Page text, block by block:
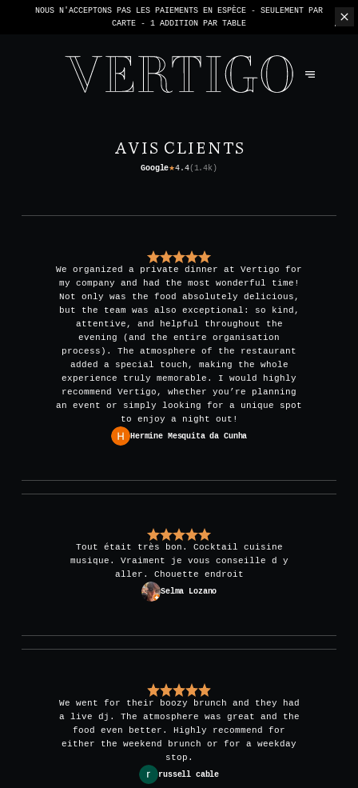
NOUS N'ACCEPTONS PAS LES PAIEMENTS EN ESPÈCE - SEULEMENT PAR
CARTE - 1 ADDITION PAR TABLE
AVIS CLIENTS
Google★4.4(1.4k)
We organized a private dinner at Vertigo for
my company and had the most wonderful time!
Not only was the food absolutely delicious,
but the team was also exceptional: so kind,
attentive, and helpful throughout the
evening (and the entire organisation
process). The atmosphere of the restaurant
added a special touch, making the whole
experience truly memorable. I would highly
recommend Vertigo, whether you’re planning
an event or simply looking for a unique spot
to enjoy a night out!
Hermine Mesquita da Cunha
Tout était très bon. Cocktail cuisine
musique. Vraiment je vous conseille d y
aller. Chouette endroit
Selma Lozano
We went for their boozy brunch and they had
a live dj. The atmosphere was great and the
food even better. Highly recommend for
either the weekend brunch or for a weekday
stop.
russell cable